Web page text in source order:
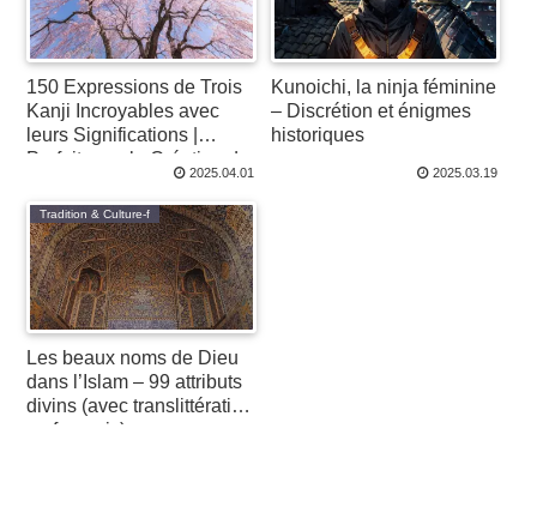
150 Expressions de Trois
Kanji Incroyables avec
leurs Significations |
Parfait pour la Création de
Noms et le Branding2025.04.01
Kunoichi, la ninja féminine
– Discrétion et énigmes
historiques
2025.03.19
Tradition & Culture-f
Les beaux noms de Dieu
dans l’Islam – 99 attributs
divins (avec translittération
en français)